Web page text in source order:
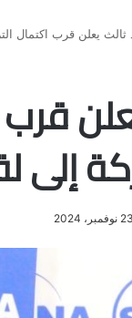
ثالث يعلن قرب اكتمال
قرب
إلى